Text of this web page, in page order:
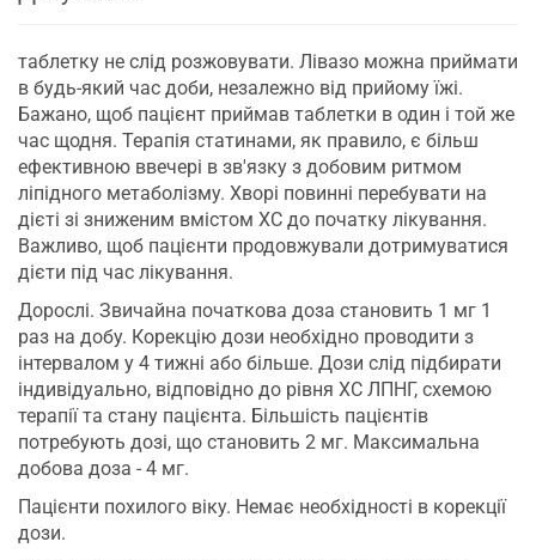
таблетку не слід розжовувати. Лівазо можна приймати
в будь-який час доби, незалежно від прийому їжі.
Бажано, щоб пацієнт приймав таблетки в один і той же
час щодня. Терапія статинами, як правило, є більш
ефективною ввечері в зв'язку з добовим ритмом
ліпідного метаболізму. Хворі повинні перебувати на
дієті зі зниженим вмістом ХС до початку лікування.
Важливо, щоб пацієнти продовжували дотримуватися
дієти під час лікування.
Дорослі. Звичайна початкова доза становить 1 мг 1
раз на добу. Корекцію дози необхідно проводити з
інтервалом у 4 тижні або більше. Дози слід підбирати
індивідуально, відповідно до рівня ХС ЛПНГ, схемою
терапії та стану пацієнта. Більшість пацієнтів
потребують дозі, що становить 2 мг. Максимальна
добова доза - 4 мг.
Пацієнти похилого віку. Немає необхідності в корекції
дози.